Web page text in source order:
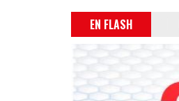
EN FLASH